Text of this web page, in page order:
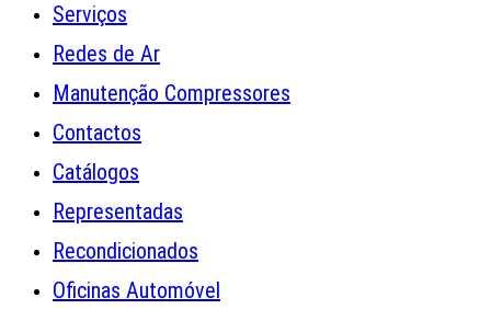
Serviços
Redes de Ar
Manutenção Compressores
Contactos
Catálogos
Representadas
Recondicionados
Oficinas Automóvel